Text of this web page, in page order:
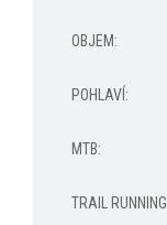
OBJEM:
POHLAVÍ :
MTB:
TRAIL RUNNING